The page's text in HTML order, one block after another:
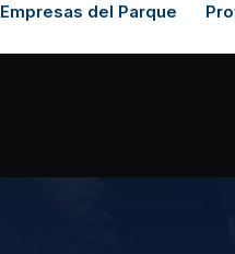
Empresas del Parque